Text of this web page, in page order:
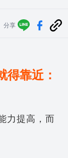
分享
得靠近：
力提高，而